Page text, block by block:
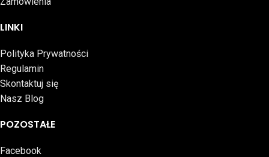
LINKI
Polityka Prywatności
Regulamin
Skontaktuj się
Nasz Blog
POZOSTAŁE
Facebook